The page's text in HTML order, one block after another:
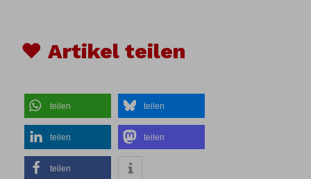
♥ Artikel teilen
teilen teilen
teilen teilen
teilen